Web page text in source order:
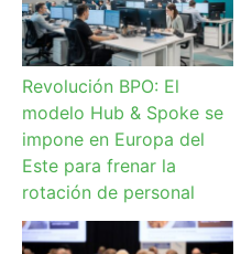
Revolución BPO: El
modelo Hub & Spoke se
impone en Europa del
Este para frenar la
rotación de personal